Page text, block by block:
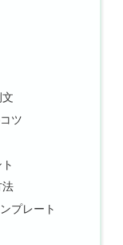
ツ
法
プレート